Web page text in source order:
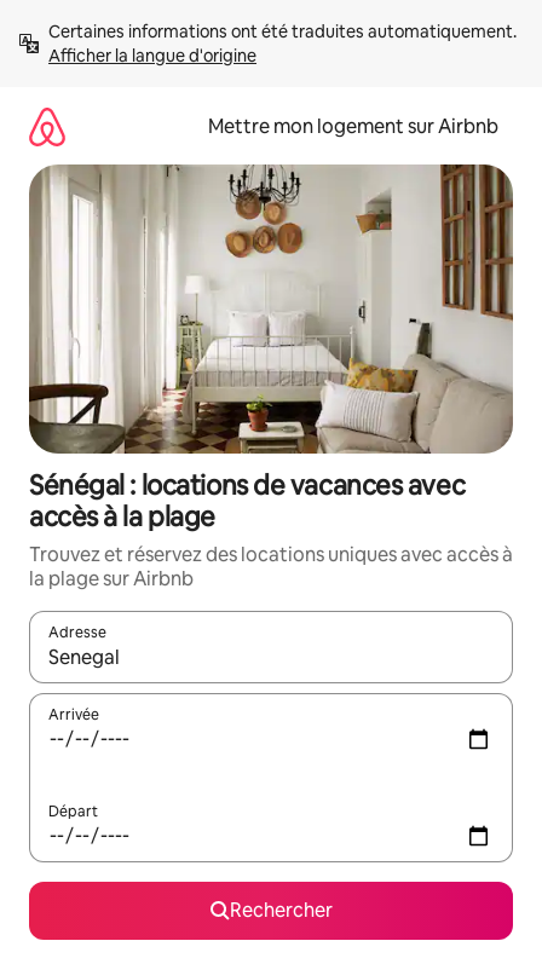
directement
Afficher la langue d'origine
Mettre mon logement sur Airbnb
Sénégal : locations de vacances avec
accès à la plage
Trouvez et réservez des locations uniques avec accès à
la plage sur Airbnb
Adresse
Lorsque les résultats s'affichent, utilisez les flèches vers le
Arrivée
Départ
Rechercher